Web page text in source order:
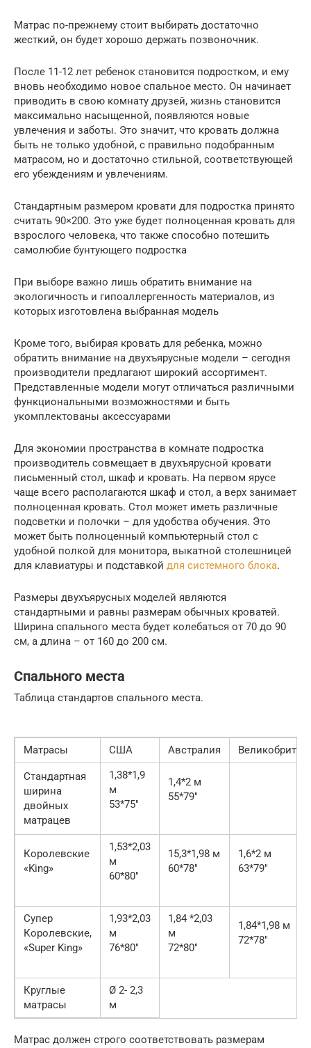
Матрас по-прежнему стоит выбирать достаточно
жесткий, он будет хорошо держать позвоночник.
После 11-12 лет ребенок становится подростком, и ему
вновь необходимо новое спальное место. Он начинает
приводить в свою комнату друзей, жизнь становится
максимально насыщенной, появляются новые
увлечения и заботы. Это значит, что кровать должна
быть не только удобной, с правильно подобранным
матрасом, но и достаточно стильной, соответствующей
его убеждениям и увлечениям.
Стандартным размером кровати для подростка принято
считать 90×200. Это уже будет полноценная кровать для
взрослого человека, что также способно потешить
самолюбие бунтующего подростка
При выборе важно лишь обратить внимание на
экологичность и гипоаллергенность материалов, из
которых изготовлена выбранная модель
Кроме того, выбирая кровать для ребенка, можно
обратить внимание на двухъярусные модели – сегодня
производители предлагают широкий ассортимент.
Представленные модели могут отличаться различными
функциональными возможностями и быть
укомплектованы аксессуарами
Для экономии пространства в комнате подростка
производитель совмещает в двухъярусной кровати
письменный стол, шкаф и кровать. На первом ярусе
чаще всего располагаются шкаф и стол, а верх занимает
полноценная кровать. Стол может иметь различные
подсветки и полочки – для удобства обучения. Это
может быть полноценный компьютерный стол с
удобной полкой для монитора, выкатной столешницей
для клавиатуры и подставкой для системного блока.
Размеры двухъярусных моделей являются
стандартными и равны размерам обычных кроватей.
Ширина спального места будет колебаться от 70 до 90
см, а длина – от 160 до 200 см.
Спального места
Таблица стандартов спального места.
Матрасы США Австралия
Стандартная
ширина
двойных
матрацев
1,38*1,9
м
53*75″
1,4*2 м
55*79″
Королевские
«King»
1,53*2,03
м
60*80″
15,3*1,98 м
60*78″
1,6*2 м
63*79″
Супер
Королевские,
«Super King»
1,93*2,03
м
76*80″
1,84 *2,03
м
72*80″
1,84*1,98 м
72*78″
Круглые
матрасы
Ø 2- 2,3
м
Матрас должен строго соответствовать размерам